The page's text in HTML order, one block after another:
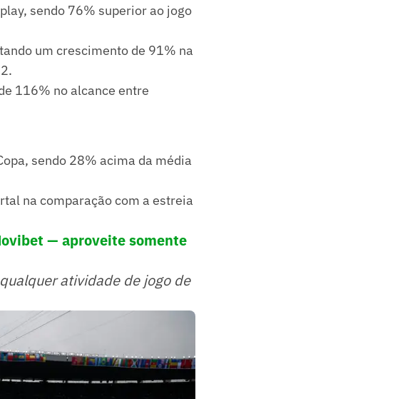
sendo 76% superior ao jogo
um crescimento de 91% na
116% no alcance entre
sendo 28% acima da média
na comparação com a estreia
— aproveite somente
atividade de jogo de